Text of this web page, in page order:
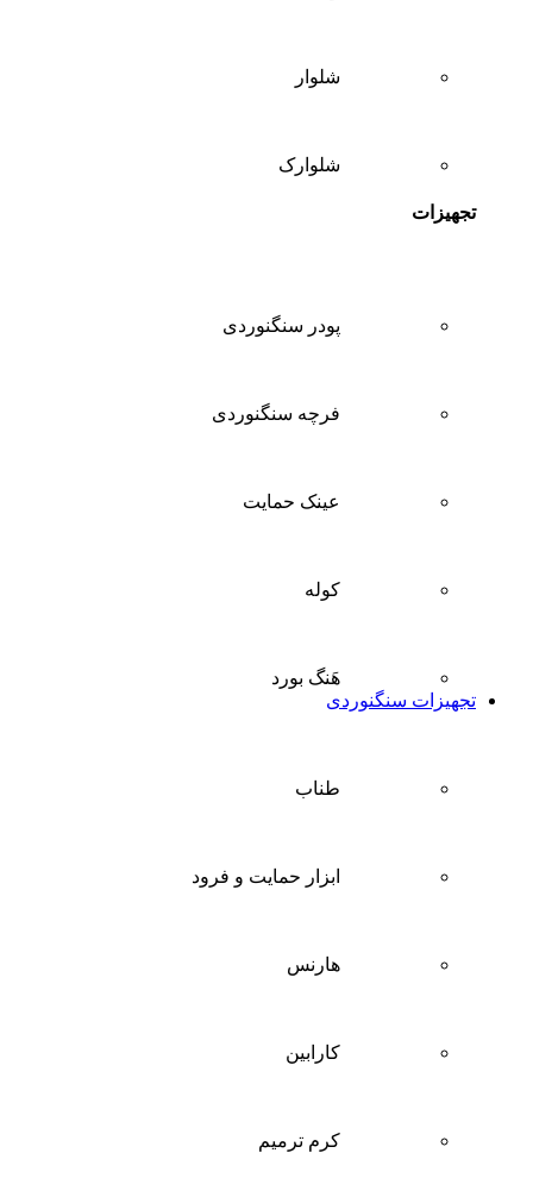
شلوار
شلوارک
تجهیزات
پودر سنگنوردی
فرچه سنگنوردی
عینک حمایت
کوله
هَنگ بورد
تجهیزات سنگنوردی
طناب
ابزار حمایت و فرود
هارنس
کارابین
کرم ترمیم